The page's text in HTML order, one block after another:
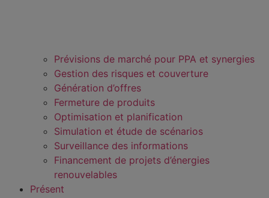
Prévisions de marché pour PPA et synergies
Gestion des risques et couverture
Génération d’offres
Fermeture de produits
Optimisation et planification
Simulation et étude de scénarios
Surveillance des informations
Financement de projets d’énergies
renouvelables
Présent